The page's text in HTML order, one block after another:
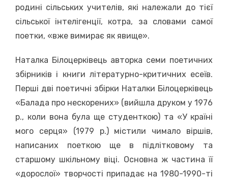
родині сільських учителів, які належали до тієї
сільської інтелігенції, котра, за словами самої
поетки, «вже вимирає як явище».
Наталка Білоцерківець авторка семи поетичних
збірників і книги літературно-критичних есеїв.
Перші дві поетичні збірки Наталки Білоцерківець
«Балада про нескорених» (вийшла друком у 1976
р., коли вона була ще студенткою) та «У країні
мого серця» (1979 р.) містили чимало віршів,
написаних поеткою ще в підлітковому та
старшому шкільному віці. Основна ж частина її
«дорослої» творчості припадає на 1980-1990-ті